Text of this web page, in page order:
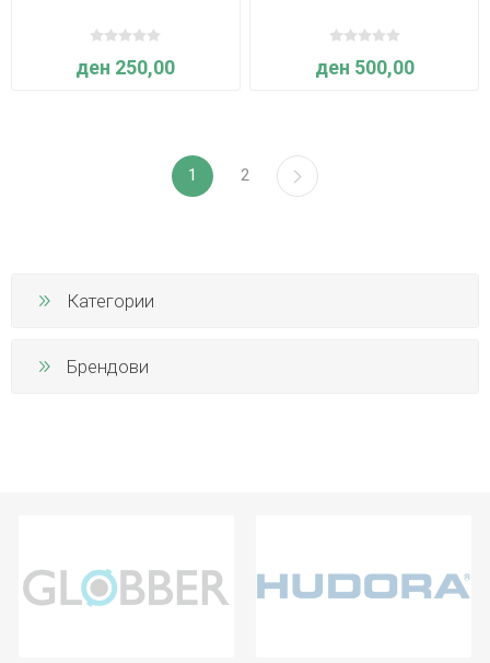
ден 250,00 ден 500,00
1 2
Категории
Брендови